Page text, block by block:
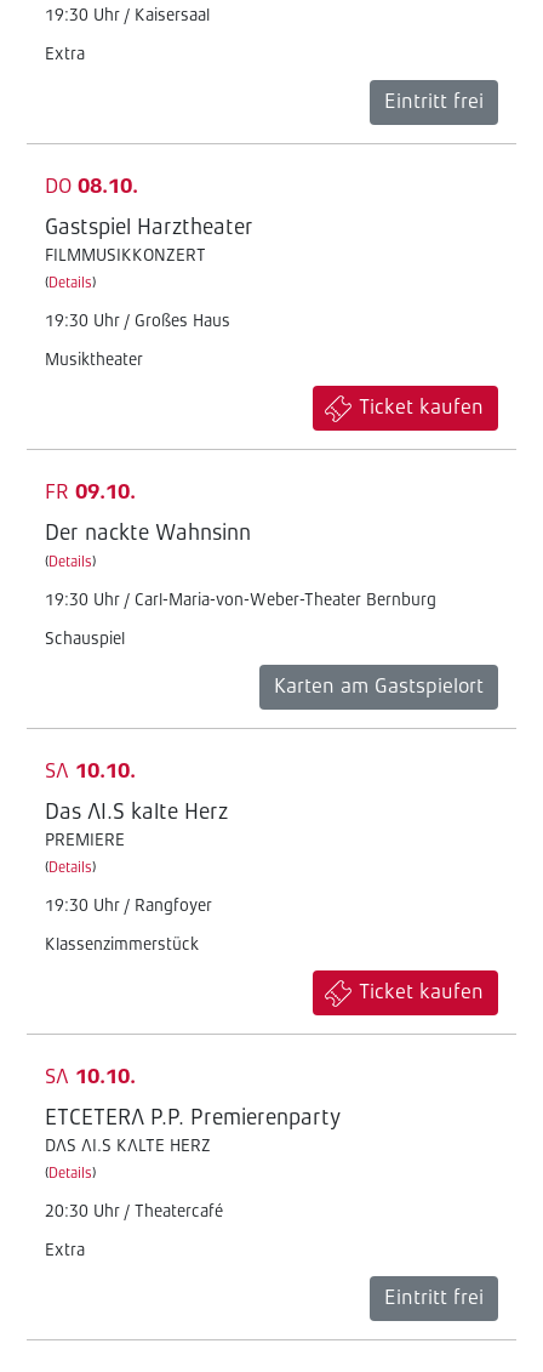
19:30 Uhr / Kaisersaal
Extra
Eintritt frei
DO 08.10.
Gastspiel Harztheater
FILMMUSIKKONZERT
(Details)
19:30 Uhr / Großes Haus
Musiktheater
Ticket kaufen
FR 09.10.
Der nackte Wahnsinn
(Details)
19:30 Uhr / Carl-Maria-von-Weber-Theater Bernburg
Schauspiel
Karten am Gastspielort
SA 10.10.
Das AI.S kalte Herz
PREMIERE
(Details)
19:30 Uhr / Rangfoyer
Klassenzimmerstück
Ticket kaufen
SA 10.10.
ETCETERA P.P. Premierenparty
DAS AI.S KALTE HERZ
(Details)
20:30 Uhr / Theatercafé
Extra
Eintritt frei